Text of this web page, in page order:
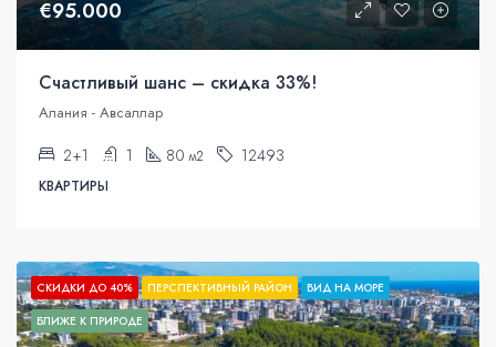
€95.000
Счастливый шанс – скидка 33%!
Алания - Авсаллар
2+1 1 80 м2 12493
КВАРТИРЫ
СКИДКИ ДО 40% ПЕРСПЕКТИВНЫЙ РАЙОН
ВИД НА МОРЕ
БЛИЖЕ К ПРИРОДЕ